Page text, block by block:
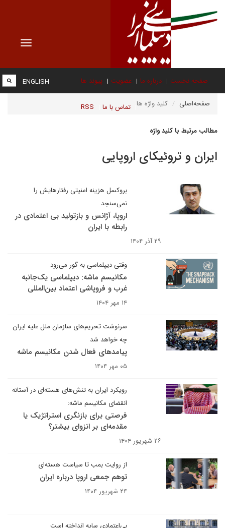
Toggle
صفحه نخست درباره ما عضویت پیوند ها
تماس با ما RSS
ENGLISH
صفحه‌اصلی کلید واژه ها
مطالب مرتبط با کلید واژه
ایران و تروئیکای اروپایی
بروکسل هزینه امنیتی رفتارهایش را
نمی‌سنجد
اروپا، آژانس و بازتولید بی اعتمادی در
رابطه با ایران
۲۹ آذر ۱۴۰۴
وقتی دیپلماسی به گور می‌رود
مکانیسم ماشه: دیپلماسی یک‌جانبه
غرب و فروپاشی اعتماد بین‌المللی
۱۴ مهر ۱۴۰۴
سرنوشت تحریم‌های سازمان ملل علیه ایران
چه خواهد شد
پیامدهای فعال شدن مکانیسم ماشه
۰۵ مهر ۱۴۰۴
رویکرد ایران به تنش‌های هسته‌ای در آستانه
انقضای مکانیسم ماشه:
فرصتی برای بازنگری استراتژیک یا
مقدمه‌ای بر انزوای بیشتر؟
۲۶ شهریور ۱۴۰۴
از روایت بمب تا سیاست هسته‌ای
توهم جمعی اروپا درباره ایران
۲۴ شهریور ۱۴۰۴
بی‌اعتمادی سایه انداخته است